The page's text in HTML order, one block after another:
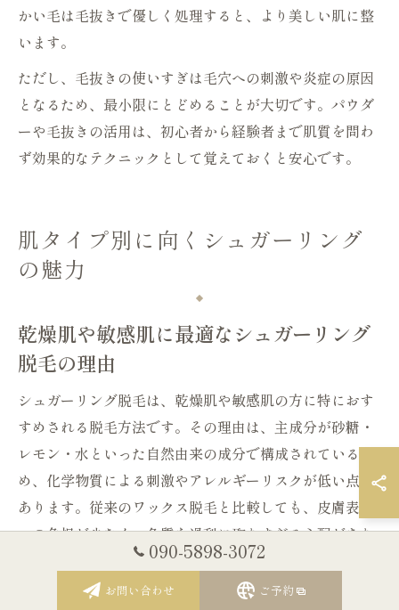
かい毛は毛抜きで優しく処理すると、より美しい肌に整
います。
ただし、毛抜きの使いすぎは毛穴への刺激や炎症の原因
となるため、最小限にとどめることが大切です。パウダ
ーや毛抜きの活用は、初心者から経験者まで肌質を問わ
ず効果的なテクニックとして覚えておくと安心です。
肌タイプ別に向くシュガーリング
の魅力
乾燥肌や敏感肌に最適なシュガーリング
脱毛の理由
シュガーリング脱毛は、乾燥肌や敏感肌の方に特におす
すめされる脱毛方法です。その理由は、主成分が砂糖・
レモン・水といった自然由来の成分で構成されているた
め、化学物質による刺激やアレルギーリスクが低い点に
あります。従来のワックス脱毛と比較しても、皮膚表面
への負担が少なく、角質を過剰に取りすぎる心配があり
また、シュガーリングは人肌程度の温度で施術するた
090-5898-3072
お問い合わせ ご予約